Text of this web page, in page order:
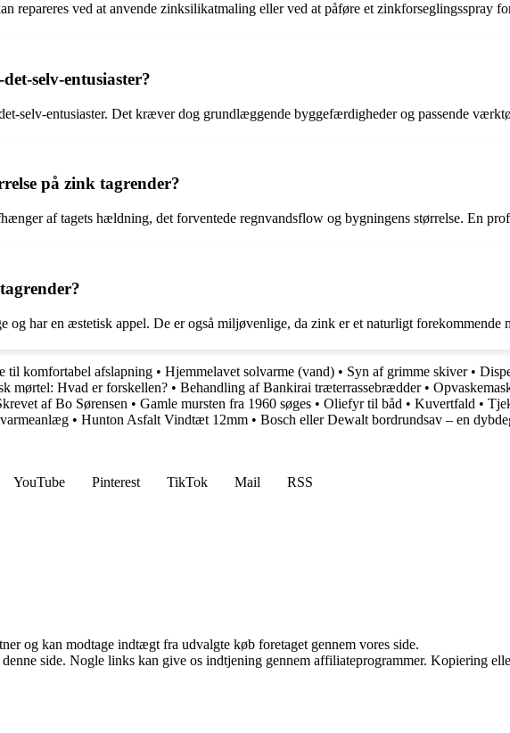
repareres ved at anvende zinksilikatmaling eller ved at påføre et zinkforseglingsspray
selv-entusiaster?
selv-entusiaster. Det kræver dog grundlæggende byggefærdigheder og passende
på zink tagrender?
af tagets hældning, det forventede regnvandsflow og bygningens størrelse. En
og har en æstetisk appel. De er også miljøvenlige, da zink er et naturligt
til komfortabel afslapning • Hjemmelavet solvarme (vand) • Syn af grimme skiver•
mørtel: Hvad er forskellen? • Behandling af Bankirai træterrassebrædder•
af Bo Sørensen • Gamle mursten fra 1960 søges • Oliefyr til båd • Kuvertfald •
• Hunton Asfalt Vindtæt 12mm • Bosch eller Dewalt bordrundsav – en
YouTube Pinterest TikTok Mail
RSS
og kan modtage indtægt fra udvalgte køb foretaget gennem vores side.
side. Nogle links kan give os indtjening gennem affiliateprogrammer. Kopiering